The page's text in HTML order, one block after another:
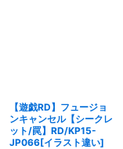
【遊戯RD】フュージョ
ンキャンセル【シークレ
ット/罠】RD/KP15-
JP066[イラスト違い]